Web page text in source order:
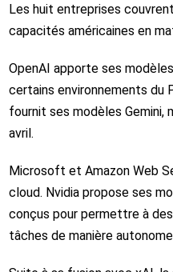
Les huit entreprises
capacités américaines en
OpenAI apporte ses
certains environnements du
fournit ses modèles Gemini,
avril.
Microsoft et Amazon Web
cloud. Nvidia propose ses
conçus pour permettre à
tâches de manière